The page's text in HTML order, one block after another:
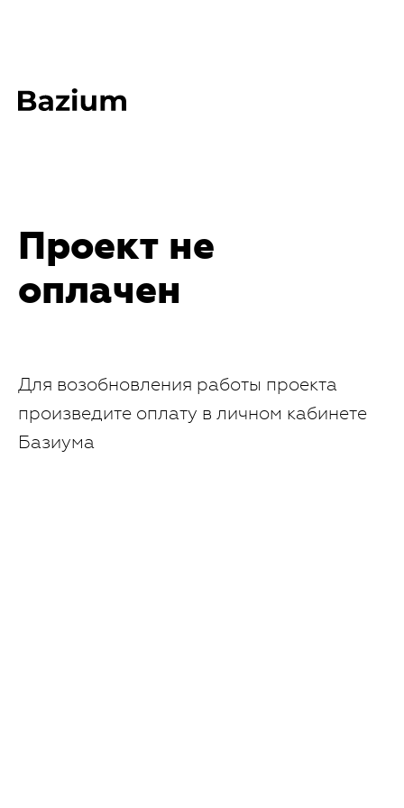
Проект не
оплачен
Для возобновления работы проекта
произведите оплату в личном кабинете
Базиума